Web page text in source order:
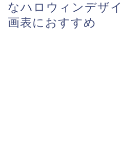
なハロウィンデザ
画表におすすめ